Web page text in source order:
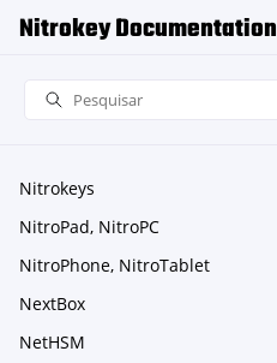
Nitrokey Documentation
Nitrokeys
NitroPad, NitroPC
NitroPhone, NitroTablet
NextBox
NetHSM